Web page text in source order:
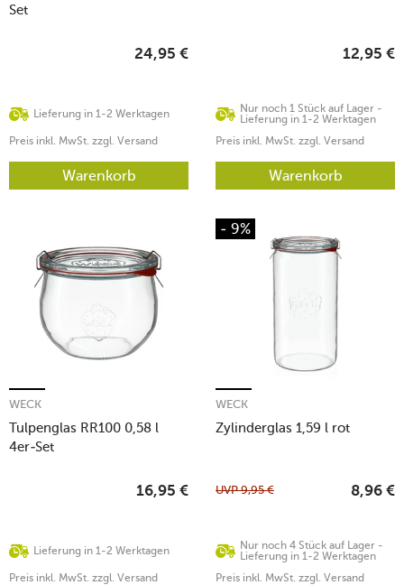
Set
Lieferung in 1-2 Werktagen
24,95 €
Preis inkl. MwSt. zzgl. Versand
Warenkorb
Nur noch 1 Stück auf Lager -
Lieferung in 1-2 Werktagen
12,95 €
Preis inkl. MwSt. zzgl. Versand
Warenkorb
Tulpenglas RR100 0,58 l
4er-Set
WECK
Lieferung in 1-2 Werktagen
16,95 €
Preis inkl. MwSt. zzgl. Versand
- 9%
Zylinderglas 1,59 l rot
WECK
Nur noch 4 Stück auf Lager -
Lieferung in 1-2 Werktagen
UVP9,95 € 8,96 €
Preis inkl. MwSt. zzgl. Versand